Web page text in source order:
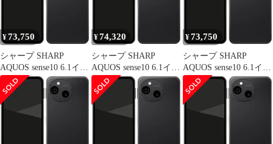
¥73,750
シャープ SHARP
AQUOS sense10 6.1イン
チ SIMフリースマート
フォン フルブラック
SH-M33B-B /Snapdragon
7s Gen 3/RAM
¥74,320
シャープ SHARP
AQUOS sense10 6.1イン
チ SIMフリースマート
フォン フルブラック
SH-M33B-B /Snapdragon
7s Gen 3/RAM
¥73,750
シャープ SHARP
AQUOS sense10 6.1イン
チ SIMフリースマート
フォン フルブラック
SH-M33B-B /Snapdragon
7s Gen 3/RAM